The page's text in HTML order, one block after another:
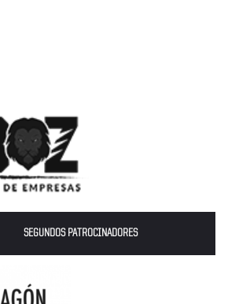
SEGUNDOS PATROCINADORES